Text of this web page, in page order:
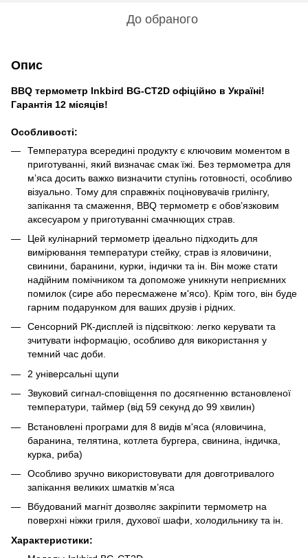
До обраного
Опис
BBQ термометр Inkbird BG-CT2D офіційно в Україні!
Гарантія 12 місяців!
Особливості:
Температура всередині продукту є ключовим моментом в
приготуванні, який визначає смак їжі. Без термометра для
м’яса досить важко визначити ступінь готовності, особливо
візуально. Тому для справжніх поціновувачів грилінгу,
запікання та смаження, BBQ термометр є обов’язковим
аксесуаром у приготуванні смачнющих страв.
Цей кулінарний термометр ідеально підходить для
вимірювання температури стейку, страв із яловичини,
свинини, баранини, курки, індички та ін. Він може стати
надійним помічником та допоможе уникнути неприємних
помилок (сире або пересмажене м'ясо). Крім того, він буде
гарним подарунком для ваших друзів і рідних.
Сенсорний РК-дисплей із підсвіткою: легко керувати та
зчитувати інформацію, особливо для використання у
темний час доби.
2 універсальні щупи
Звуковий сигнал-сповіщення по досягненню встановленої
температури, таймер (від 59 секунд до 99 хвилин)
Встановлені програми для 8 видів м'яса (яловичина,
баранина, телятина, котлета бургера, свинина, індичка,
курка, риба)
Особливо зручно використовувати для довготривалого
запікання великих шматків м’яса
Вбудований магніт дозволяє закріпити термометр на
поверхні ніжки гриля, духової шафи, холодильнику та ін.
Характеристики: